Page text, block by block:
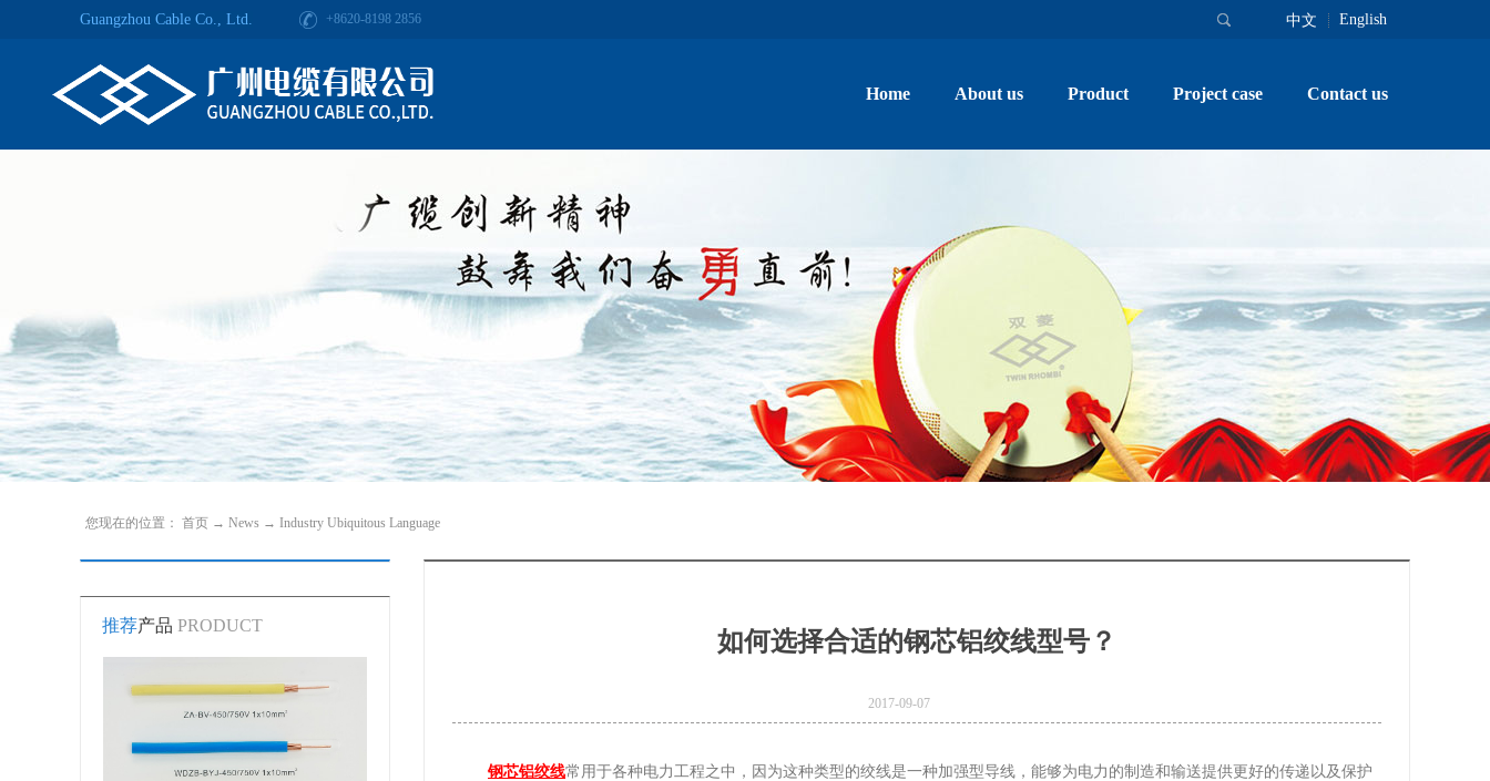
Guangzhou Cable Co., Ltd. +8620-8198 2856 中文 English
Home About us Product Project case Contact us
推荐产品 PRODUCT
您现在的位置： 首页 → News → Industry Ubiquitous Language
如何选择合适的钢芯铝绞线型号？
2017-09-07
钢芯铝绞线常用于各种电力工程之中，因为这种类型的绞线是一种加强型导线，能够为电力的制造和输送提供更好的传递以及保护